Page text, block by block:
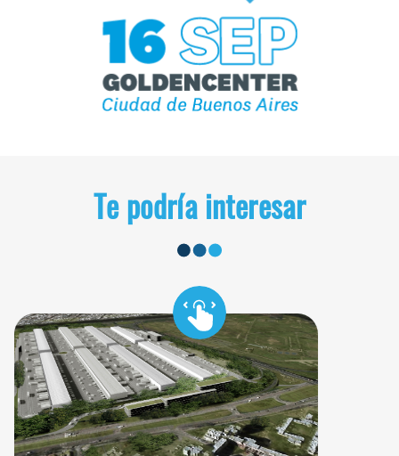
Te podría interesar